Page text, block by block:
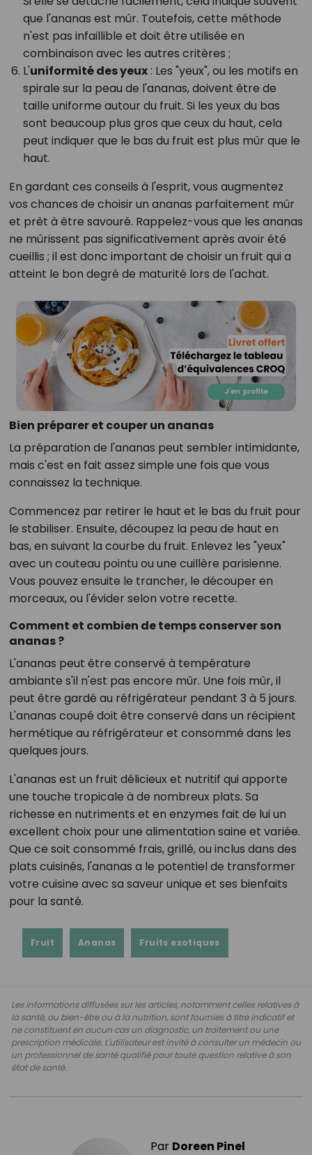
que l'ananas est mûr. Toutefois, cette méthode
n'est pas infaillible et doit être utilisée en
combinaison avec les autres critères ;
L'uniformité des yeux: Les "yeux", ou les motifs en
spirale sur la peau de l'ananas, doivent être de
taille uniforme autour du fruit. Si les yeux du bas
sont beaucoup plus gros que ceux du haut, cela
peut indiquer que le bas du fruit est plus mûr que le
haut.
En gardant ces conseils à l'esprit, vous augmentez
vos chances de choisir un ananas parfaitement mûr
et prêt à être savouré. Rappelez-vous que les ananas
ne mûrissent pas significativement après avoir été
cueillis ; il est donc important de choisir un fruit qui a
atteint le bon degré de maturité lors de l'achat.
Bien préparer et couper un ananas
La préparation de l'ananas peut sembler intimidante,
mais c'est en fait assez simple une fois que vous
connaissez la technique.
Commencez par retirer le haut et le bas du fruit pour
le stabiliser. Ensuite, découpez la peau de haut en
bas, en suivant la courbe du fruit. Enlevez les "yeux"
avec un couteau pointu ou une cuillère parisienne.
Vous pouvez ensuite le trancher, le découper en
morceaux, ou l'évider selon votre recette.
Comment et combien de temps conserver son
ananas ?
L'ananas peut être conservé à température
ambiante s'il n'est pas encore mûr. Une fois mûr, il
peut être gardé au réfrigérateur pendant 3 à 5 jours.
L'ananas coupé doit être conservé dans un récipient
hermétique au réfrigérateur et consommé dans les
quelques jours.
L'ananas est un fruit délicieux et nutritif qui apporte
une touche tropicale à de nombreux plats. Sa
richesse en nutriments et en enzymes fait de lui un
excellent choix pour une alimentation saine et variée.
Que ce soit consommé frais, grillé, ou inclus dans des
plats cuisinés, l'ananas a le potentiel de transformer
votre cuisine avec sa saveur unique et ses bienfaits
pour la santé.
Fruit Ananas Fruits exotiques
Les informations diffusées sur les articles, notamment celles relatives à
la santé, au bien-être ou à la nutrition, sont fournies à titre indicatif et
ne constituent en aucun cas un diagnostic, un traitement ou une
prescription médicale. L'utilisateur est invité à consulter un médecin ou
un professionnel de santé qualifié pour toute question relative à son
état de santé.
Par Doreen Pinel